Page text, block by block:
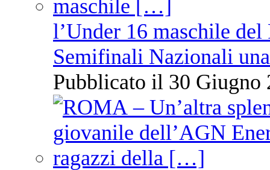
l’Under 16 maschile
Semifinali Nazionali
Pubblicato il 30 Giugno